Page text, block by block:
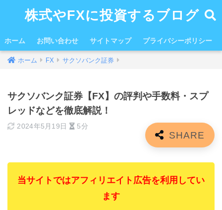
株式やFXに投資するブログ
ホーム お問い合わせ サイトマップ プライバシーポリシー
ホーム FX サクソバンク証券
サクソバンク証券【FX】の評判や手数料・スプ
レッドなどを徹底解説！
2024年5月19日 5分
当サイトではアフィリエイト広告を利用してい
ます